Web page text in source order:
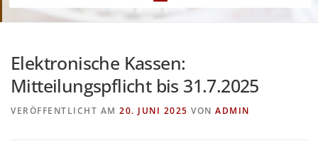
Elektronische Kassen:
Mitteilungspflicht bis 31.7.2025
VERÖFFENTLICHT AM 20. JUNI 2025 VON ADMIN